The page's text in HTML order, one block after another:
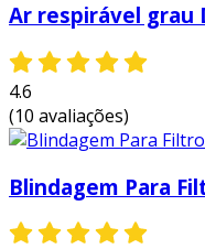
Ar respirável grau
4.6
(10 avaliações)
Blindagem Para